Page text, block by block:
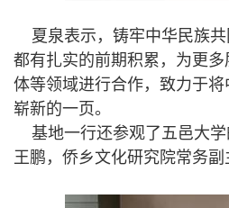
夏泉表示，铸牢中华民族共
都有扎实的前期积累，为更
体等领域进行合作，致力于
崭新的一页。
基地一行还参观了五邑大学
王鹏，侨乡文化研究院常务